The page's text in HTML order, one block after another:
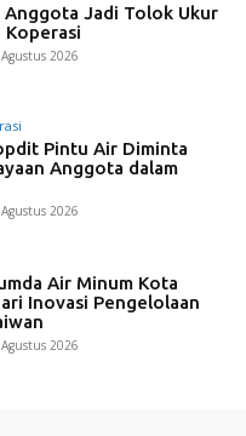
Anggota Jadi Tolok Ukur
Koperasi
2026
Pintu Air Diminta
Anggota dalam
2026
Air Minum Kota
Inovasi Pengelolaan
2026